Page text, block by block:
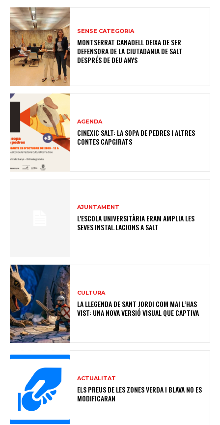
SENSE CATEGORIA
MONTSERRAT CANADELL DEIXA DE SER
DEFENSORA DE LA CIUTADANIA DE SALT
DESPRÉS DE DEU ANYS
AGENDA
CINEXIC SALT: LA SOPA DE PEDRES I ALTRES
CONTES CAPGIRATS
AJUNTAMENT
L'ESCOLA UNIVERSITÀRIA ERAM AMPLIA LES
SEVES INSTAL.LACIONS A SALT
CULTURA
LA LLEGENDA DE SANT JORDI COM MAI L’HAS
VIST: UNA NOVA VERSIÓ VISUAL QUE CAPTIVA
ACTUALITAT
ELS PREUS DE LES ZONES VERDA I BLAVA NO ES
MODIFICARAN